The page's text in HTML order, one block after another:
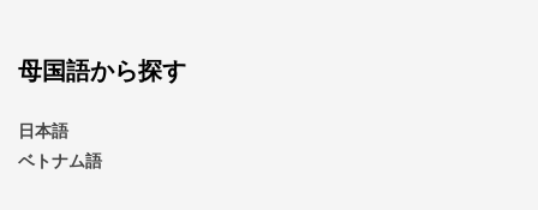
母国語から探す
日本語
ベトナム語